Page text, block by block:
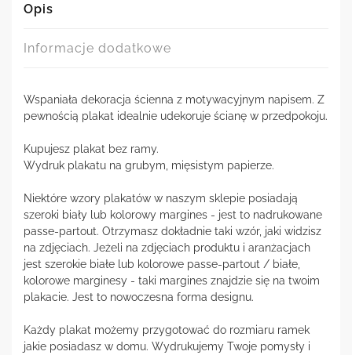
Opis
Informacje dodatkowe
Wspaniała dekoracja ścienna z motywacyjnym napisem. Z
pewnością plakat idealnie udekoruje ścianę w przedpokoju.
Kupujesz plakat bez ramy.
Wydruk plakatu na grubym, mięsistym papierze.
Niektóre wzory plakatów w naszym sklepie posiadają
szeroki biały lub kolorowy margines - jest to nadrukowane
passe-partout. Otrzymasz dokładnie taki wzór, jaki widzisz
na zdjęciach. Jeżeli na zdjęciach produktu i aranżacjach
jest szerokie białe lub kolorowe passe-partout / białe,
kolorowe marginesy - taki margines znajdzie się na twoim
plakacie. Jest to nowoczesna forma designu.
Każdy plakat możemy przygotować do rozmiaru ramek
jakie posiadasz w domu. Wydrukujemy Twoje pomysły i